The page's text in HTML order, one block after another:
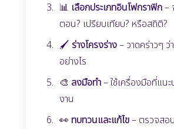
📊 เลือกประเภทอินโฟกราฟิก–
ตอน? เปรียบเทียบ? หรือสถิติ?
🖌️ ร่างโครงร่าง– วาดคร่าวๆ ว่
อย่างไร
🎨 ลงมือทำ– ใช้เครื่องมือที่แนะ
งาน
👀 ทบทวนและแก้ไข– ตรวจสอ